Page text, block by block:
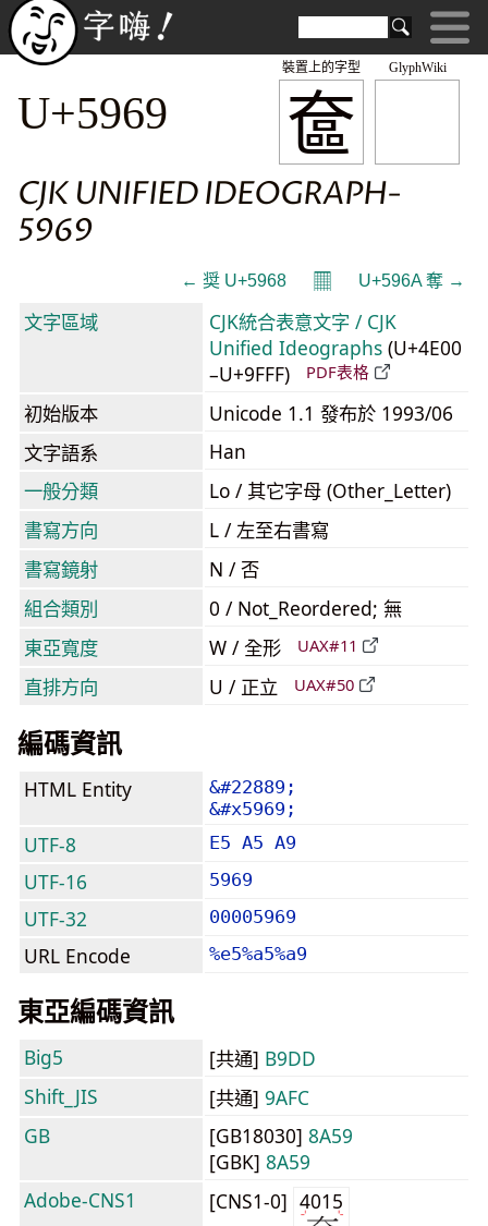
GlyphWiki
奩
裝置上的字型
U+5969
CJK UNIFIED IDEOGRAPH-
5969
← 奨 U+5968 𝄜 U+596A 奪 →
文字區域
CJK統合表意文字 / CJK
Unified Ideographs (U+4E00
–U+9FFF)
PDF表格
初始版本
Unicode 1.1 發布於 1993/06
文字語系
Han
一般分類
Lo / 其它字母 (Other_Letter)
書寫方向
L / 左至右書寫
書寫鏡射
N / 否
組合類別
0 / Not_Reordered; 無
東亞寬度
W / 全形 UAX#11
直排方向 U / 正立 UAX#50
編碼資訊
HTML Entity
&#22889;
&#x5969;
UTF-8 E5 A5 A9
UTF-16 5969
UTF-32 00005969
URL Encode %e5%a5%a9
東亞編碼資訊
Big5 [共通] B9DD
Shift_JIS
[共通] 9AFC
GB
[GB18030] 8A59
[GBK] 8A59
Adobe-CNS1
[CNS1-0] 4015